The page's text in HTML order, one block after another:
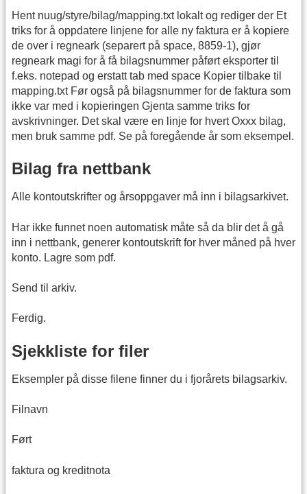
Hent nuug/styre/bilag/mapping.txt lokalt og rediger der Et
triks for å oppdatere linjene for alle ny faktura er å kopiere
de over i regneark (separert på space, 8859-1), gjør
regneark magi for å få bilagsnummer påført eksporter til
f.eks. notepad og erstatt tab med space Kopier tilbake til
mapping.txt Før også på bilagsnummer for de faktura som
ikke var med i kopieringen Gjenta samme triks for
avskrivninger. Det skal være en linje for hvert Oxxx bilag,
men bruk samme pdf. Se på foregående år som eksempel.
Bilag fra nettbank
Alle kontoutskrifter og årsoppgaver må inn i bilagsarkivet.
Har ikke funnet noen automatisk måte så da blir det å gå
inn i nettbank, generer kontoutskrift for hver måned på hver
konto. Lagre som pdf.
Send til arkiv.
Ferdig.
Sjekkliste for filer
Eksempler på disse filene finner du i fjorårets bilagsarkiv.
Filnavn
Ført
faktura og kreditnota